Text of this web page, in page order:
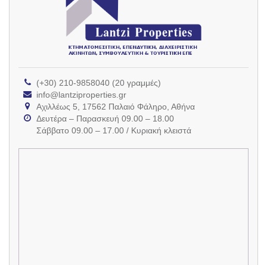
(+30) 210-9858040 (20 γραμμές)
info@lantziproperties.gr
Αχιλλέως 5, 17562 Παλαιό Φάληρο, Αθήνα
Δευτέρα – Παρασκευή 09.00 – 18.00
Σάββατο 09.00 – 17.00 / Κυριακή κλειστά